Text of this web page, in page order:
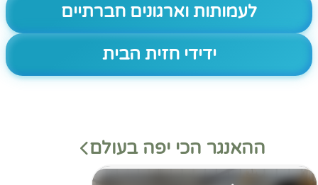
לעמותות וארגונים חברתיים
ידידי חזית הבית
ההאנגר הכי יפה בעולם